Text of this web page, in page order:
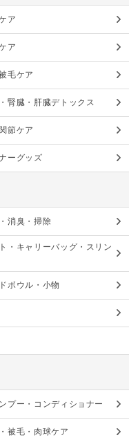
ア
ア
毛ケア
腎臓・肝臓デトックス
節ケア
ーグッズ
消臭・掃除
・キャリーバッグ・スリン
ボウル・小物
プー・コンディショナー
被毛・肉球ケア